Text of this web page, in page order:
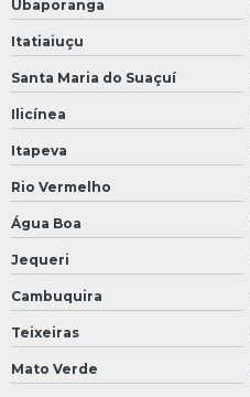
Ubaporanga
Itatiaiuçu
Santa Maria do Suaçuí
Ilicínea
Itapeva
Rio Vermelho
Água Boa
Jequeri
Cambuquira
Teixeiras
Mato Verde